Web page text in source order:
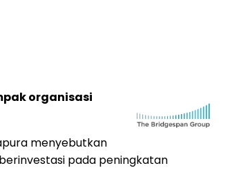
organisasi
menyebutkan
pada peningkatan